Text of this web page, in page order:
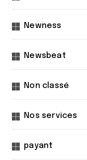
Newness
Newsbeat
Non classé
Nos services
payant